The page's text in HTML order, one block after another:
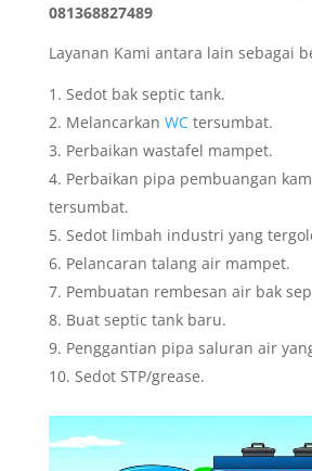
081368827489
Layanan Kami antara lain sebagai
Sedot bak septic tank.
Melancarkan WCtersumbat.
Perbaikan wastafel mampet.
Perbaikan pipa pembuangan
tersumbat.
Sedot limbah industri yang
Pelancaran talang air mampet.
Pembuatan rembesan air bak
Buat septic tank baru.
Penggantian pipa saluran air
Sedot STP/grease.